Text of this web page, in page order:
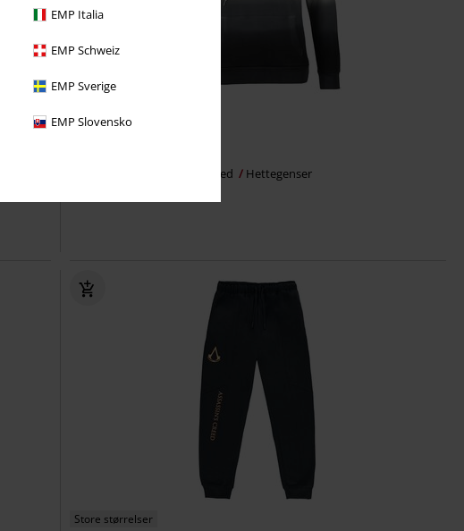
EMP Italia
EMP Schweiz
EMP Sverige
EMP Slovensko
Assassin's Creed Hettegenser
Store størrelser